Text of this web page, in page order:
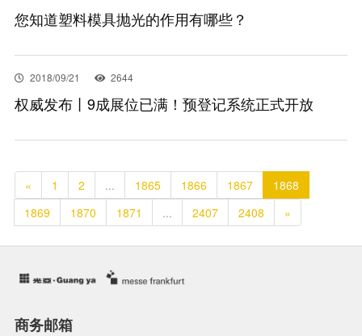
您知道塑料模具抛光的作用有哪些？
2018/09/21 2644
权威发布丨9成展位已满！预登记系统正式开放
« 1 2 ... 1865 1866 1867
1868
1869
1870 1871 ... 2407 2408 »
商务邮箱